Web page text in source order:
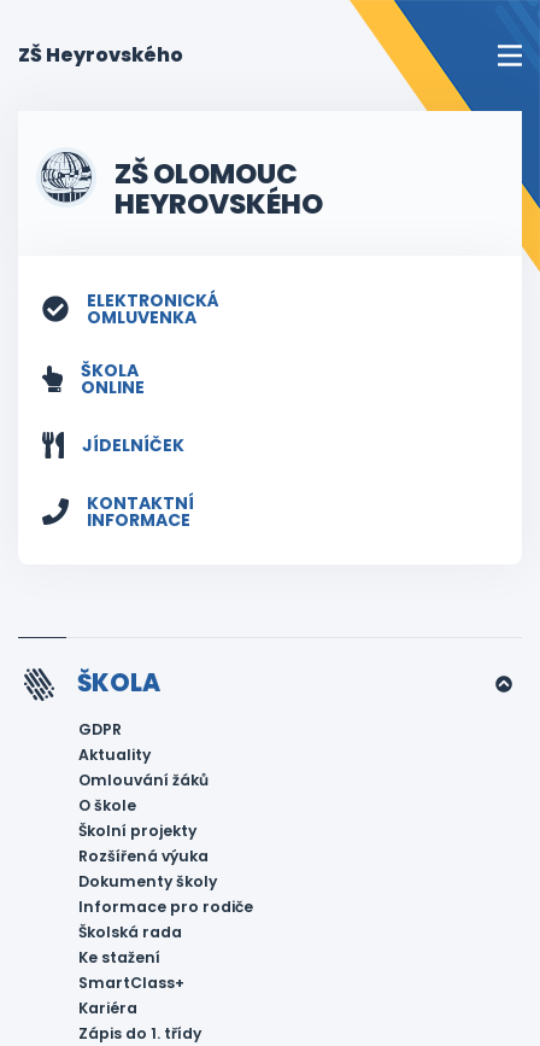
ZŠ Heyrovského
ZŠ OLOMOUC
HEYROVSKÉHO
ELEKTRONICKÁ
OMLUVENKA
ŠKOLA
ONLINE
JÍDELNÍČEK
KONTAKTNÍ
INFORMACE
ŠKOLA
GDPR
Aktuality
Omlouvání žáků
O škole
Školní projekty
Rozšířená výuka
Dokumenty školy
Informace pro rodiče
Školská rada
Ke stažení
SmartClass+
Kariéra
Zápis do 1. třídy